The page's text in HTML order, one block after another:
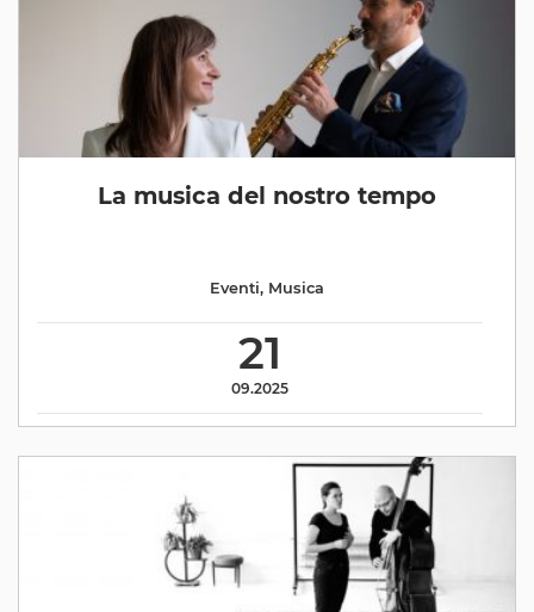
La musica del nostro tempo
21
09.2025
Eventi, Musica